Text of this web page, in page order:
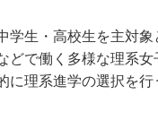
生・高校生を主対象
で働く多様な理系
理系進学の選択を